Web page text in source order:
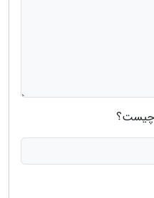
چیست؟